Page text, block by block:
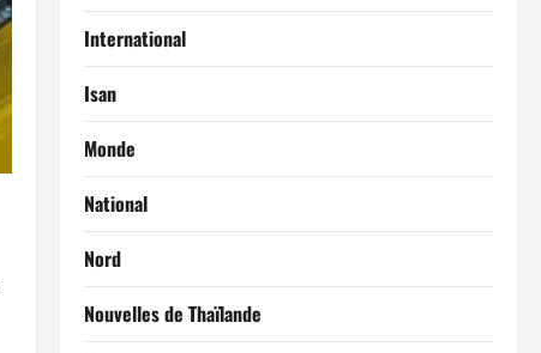
International
Isan
Monde
National
Nord
Nouvelles de Thaïlande